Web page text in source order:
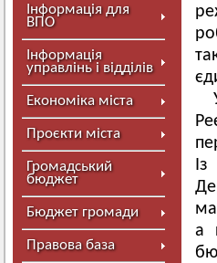
Інформація для
ВПО
Інформація
управлінь і відділів
Економіка міста
Проєкти міста
Громадський
бюджет
Бюджет громади
Правова база
а